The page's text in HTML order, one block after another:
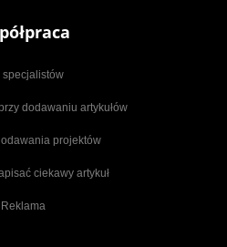
specjalistów
dodawaniu artykułów
projektów
ciekawy artykuł
Reklama